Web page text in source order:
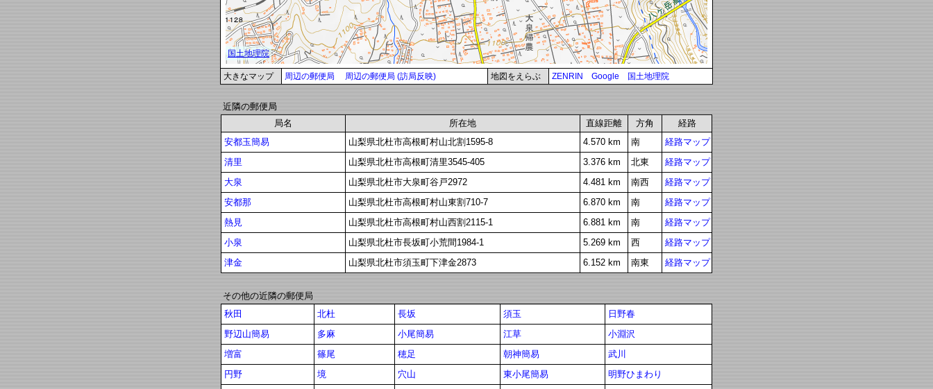
大きなマップ 周辺の郵便局 周辺の郵便局 (訪局反映) 地図をえらぶ ZENRIN Google 国土地理院
近隣の郵便局
局名
所在地 直線距離 方角
経路
安都玉簡易
山梨県北杜市高根町村山北割1595-8 4.570 km 南
経路マップ
清里
山梨県北杜市高根町清里3545-405 3.376 km 北東
経路マップ
大泉
山梨県北杜市大泉町谷戸2972 4.481 km 南西
経路マップ
安都那
山梨県北杜市高根町村山東割710-7 6.870 km 南
経路マップ
熱見
山梨県北杜市高根町村山西割2115-1 6.881 km 南
経路マップ
小泉
山梨県北杜市長坂町小荒間1984-1 5.269 km 西
経路マップ
津金
山梨県北杜市須玉町下津金2873 6.152 km 南東 経路マップ
その他の近隣の郵便局
秋田
北杜 長坂 須玉
日野春
野辺山簡易
多麻 小尾簡易 江草
小淵沢
増富
篠尾 穂足 朝神簡易
武川
円野
境 穴山 東小尾簡易
明野ひまわり